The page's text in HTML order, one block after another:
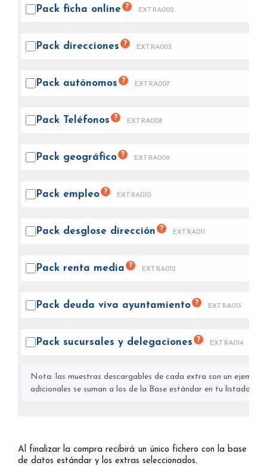
Pack ficha online ? EXTRA002
Pack direcciones ? EXTRA003
Pack autónomos ? EXTRA007
Pack Teléfonos ? EXTRA008
Pack geográfico ? EXTRA009
Pack empleo ? EXTRA010
Pack desglose dirección ? EXTRA011
Pack renta media ? EXTRA012
Pack deuda viva ayuntamiento ? EXTRA013
Pack sucursales y delegaciones ? EXTRA014
Nota: las muestras descargables de cada extra son un
adicionales se suman a los de la Base estándar en tu listado
Al finalizar la compra recibirá un único fichero con la base
de datos estándar y los extras seleccionados.